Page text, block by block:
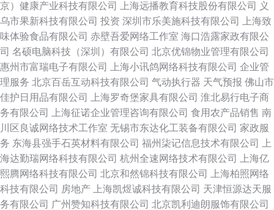
京）健康产业科技有限公司
上海远播教育科技股份有限公司
义
乌市果新科技有限公司 投资 深圳市乐美施科技有限公司
上海致
味体验食品有限公司 赤壁吾爱网络工作室 海口浩露家政有限公
司 名硕电脑科技（深圳）有限公司 北京优锦物业管理有限公司
惠州市富瑞电子有限公司
上海小讯鸽网络科技有限公司 企业管
理服务 北京百岳互动科技有限公司 气动执行器 天气预报 佛山市
佳护日用品有限公司
上海罗奇堡家具有限公司 淮北易行电子商
务有限公司
上海征诺企业管理咨询有限公司 食用农产品销售 南
川区良诚网络技术工作室 无锡市东达化工装备有限公司 家政服
务 东海县强手石英材料有限公司 福州柒记信息技术有限公司
上
海达勤瑞网络科技有限公司 杭州全速网络技术有限公司
上海亿
熙腾网络科技有限公司 北京和然锦科技有限公司
上海柏照网络
科技有限公司 房地产 上海凯煜诚科技有限公司 天津恒源达天服
务有限公司 广州赞知科技有限公司 北京凯利迪朗服饰有限公司